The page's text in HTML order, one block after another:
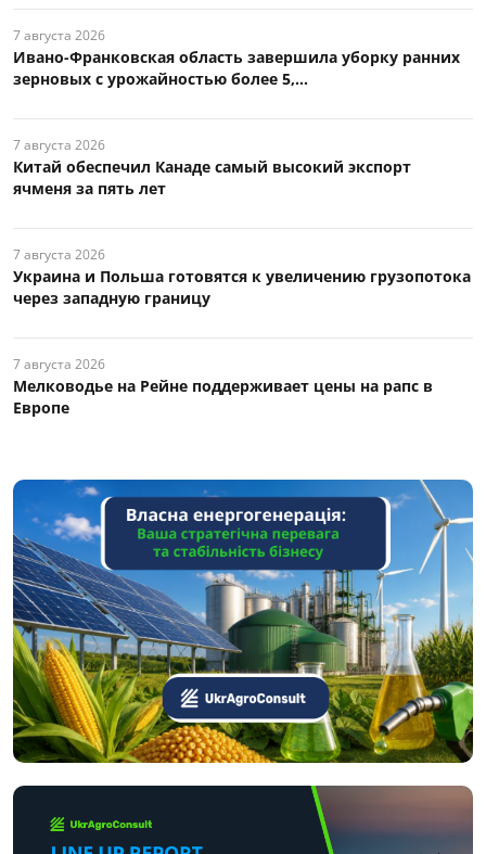
7 августа 2026
Ивано-Франковская область завершила уборку ранних
зерновых с урожайностью более 5,...
7 августа 2026
Китай обеспечил Канаде самый высокий экспорт
ячменя за пять лет
7 августа 2026
Украина и Польша готовятся к увеличению грузопотока
через западную границу
7 августа 2026
Мелководье на Рейне поддерживает цены на рапс в
Европе